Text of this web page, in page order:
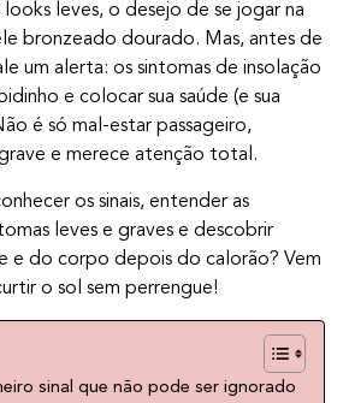
leves, o desejo de se jogar na
bronzeado dourado. Mas, antes de
um alerta: os sintomas de insolação
e colocar sua saúde (e sua
é só mal-estar passageiro,
e merece atenção total.
os sinais, entender as
leves e graves e descobrir
e do corpo depois do calorão? Vem
o sol sem perrengue!
sinal que não pode ser ignorado